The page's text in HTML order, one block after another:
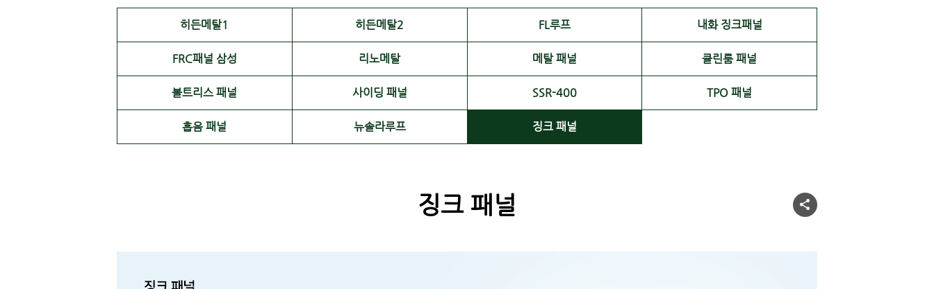
히든메탈1 히든메탈2 FL루프 내화 징크패널
FRC패널 삼성 리노메탈 메탈 패널 클린룸 패널
볼트리스 패널 사이딩 패널 SSR-400 TPO 패널
흡음 패널 뉴솔라루프 징크 패널
징크 패널